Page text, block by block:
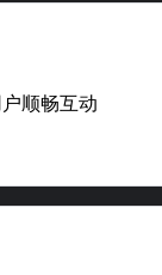
顺畅互动